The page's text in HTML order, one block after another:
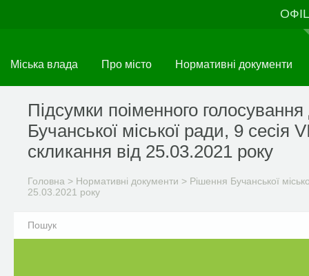
Міська влада Про місто Нормативні документи
Підсумки поіменного голосування
Бучанської міської ради, 9 сесія
скликання від 25.03.2021 року
Головна > Нормативні документи > Рішення Бучанської
25.03.2021 року